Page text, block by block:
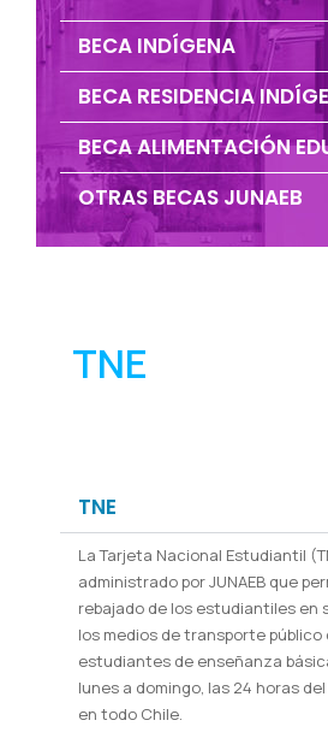
BECA INDÍGENA
BECA RESIDENCIA
BECA ALIMENTACIÓN
OTRAS BECAS JUNAEB
TNE
TNE
La Tarjeta Nacional Estudiantil
administrado por JUNAEB que
rebajado de los estudiantiles en
los medios de transporte público
estudiantes de enseñanza
lunes a domingo, las 24 horas
en todo Chile.